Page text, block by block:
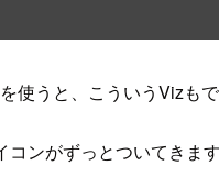
使うと、こういうVizも
ンがずっとついてきます